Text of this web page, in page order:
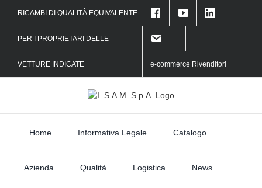
RICAMBI DI QUALITÀ EQUIVALENTE
PER I PROPRIETARI DELLE
VETTURE INDICATE e-commerce Rivenditori
Home Informativa Legale Catalogo
Azienda Qualità Logistica News